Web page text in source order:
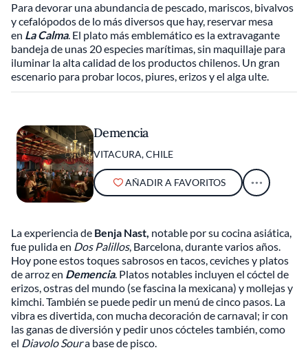
Para devorar una abundancia de pescado, mariscos, bivalvos
y cefalópodos de lo más diversos que hay, reservar mesa
en La Calma. El plato más emblemático es la extravagante
bandeja de unas 20 especies marítimas, sin maquillaje para
iluminar la alta calidad de los productos chilenos. Un gran
escenario para probar locos, piures, erizos y el alga ulte.
Demencia
VITACURA, CHILE
AÑADIR A FAVORITOS
La experiencia de Benja Nast, notable por su cocina asiática,
fue pulida en Dos Palillos, Barcelona, durante varios años.
Hoy pone estos toques sabrosos en tacos, ceviches y platos
de arroz en Demencia. Platos notables incluyen el cóctel de
erizos, ostras del mundo (se fascina la mexicana) y mollejas y
kimchi. También se puede pedir un menú de cinco pasos. La
vibra es divertida, con mucha decoración de carnaval; ir con
las ganas de diversión y pedir unos cócteles también, como
el Diavolo Soura base de pisco.